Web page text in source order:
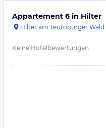
Appartement 6 in Hilter
Hilter am Teutoburger Wald
Keine Hotelbewertungen